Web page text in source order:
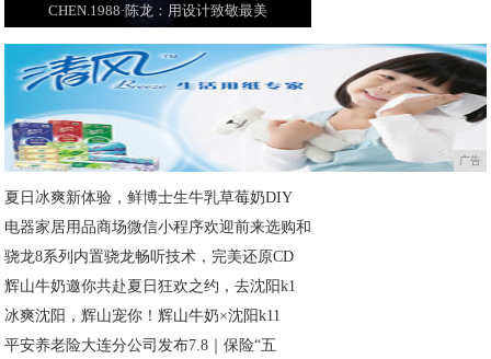
CHEN.1988·陈龙：用设计致敬最美
广告
夏日冰爽新体验，鲜博士生牛乳草莓奶DIY
电器家居用品商场微信小程序欢迎前来选购和
骁龙8系列内置骁龙畅听技术，完美还原CD
辉山牛奶邀你共赴夏日狂欢之约，去沈阳k1
冰爽沈阳，辉山宠你！辉山牛奶×沈阳k11
平安养老险大连分公司发布7.8｜保险“五